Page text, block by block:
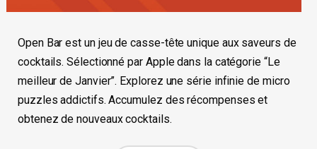
Open Bar est un jeu de casse-tête unique aux saveurs de
cocktails. Sélectionné par Apple dans la catégorie “Le
meilleur de Janvier”. Explorez une série infinie de micro
puzzles addictifs. Accumulez des récompenses et
obtenez de nouveaux cocktails.